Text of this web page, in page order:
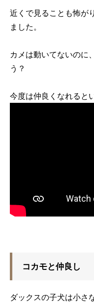
近くで見ることも怖が
ました。
カメは動いてないのに
う？
今度は仲良くなれると
コカモと仲良し
ダックスの子犬は小さ